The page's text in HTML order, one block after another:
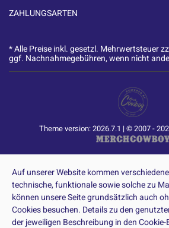
ZAHLUNGSARTEN
* Alle Preise inkl. gesetzl. Mehrwertsteuer
ggf. Nachnahmegebühren, wenn nicht
Theme version: 2026.7.1 | © 2007 -
Auf unserer Website kommen
technische, funktionale sowie solche zu
können unsere Seite grundsätzlich auch
Cookies besuchen. Details zu den
der jeweiligen Beschreibung in den